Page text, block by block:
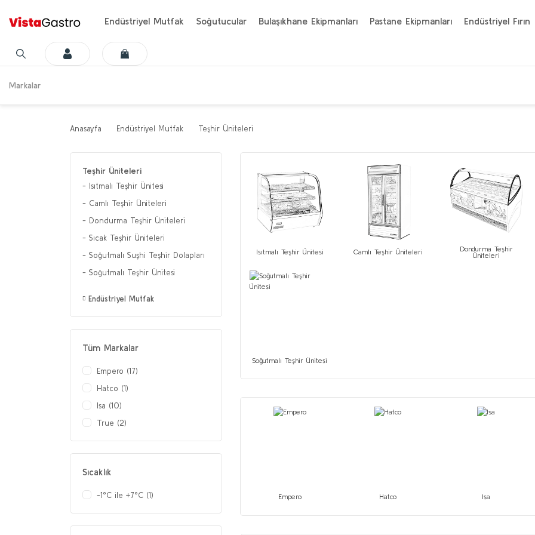
Endüstriyel Mutfak Soğutucular Bulaşıkhane Ekipmanları Pastane Ekipmanları Endüstriyel Fırın
Markalar
Anasayfa Endüstriyel Mutfak Teşhir Üniteleri
Teşhir Üniteleri
Isıtmalı Teşhir Ünitesi
Camlı Teşhir Üniteleri
Dondurma Teşhir Üniteleri
Sıcak Teşhir Üniteleri
Soğutmalı Suşhi Teşhir Dolapları
Soğutmalı Teşhir Ünitesi
Endüstriyel Mutfak
Tüm Markalar
Empero (17)
Hatco (1)
Isa (10)
True (2)
Sıcaklık
-1°C ile +7°C (1)
Isıtmalı Teşhir Ünitesi Camlı Teşhir Üniteleri
Dondurma Teşhir
Üniteleri
Soğutmalı Teşhir Ünitesi
Empero Hatco Isa